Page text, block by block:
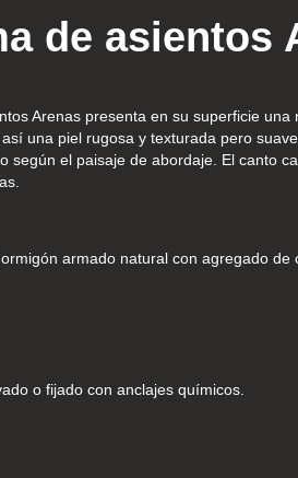
de asientos
Arenas presenta en su superficie
una piel rugosa y texturada pero
según el paisaje de abordaje. El canto
armado natural con agregado de
o fijado con anclajes químicos.